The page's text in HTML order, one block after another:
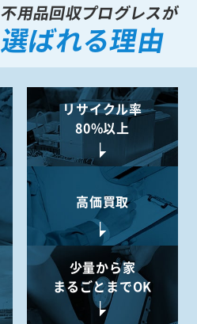
不用品回収プログレスが
選ばれる理由
リサイクル率
80%以上
高価買取
少量から家
まるごとまでOK